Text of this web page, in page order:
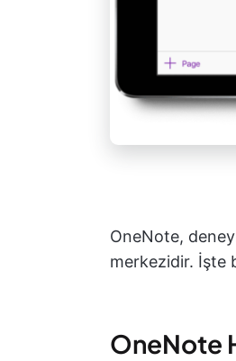
OneNote,
merkezidir. İşte
OneNote